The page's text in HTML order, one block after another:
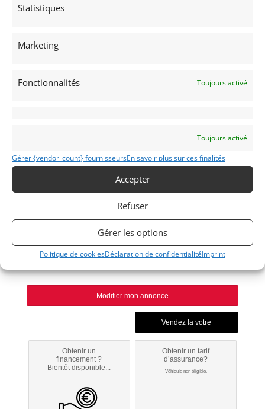
Statistiques
Marketing
Fonctionnalités Toujours activé
Toujours activé
Gérer {vendor_count} fournisseursEn savoir plus sur ces finalités
Accepter
Refuser
Gérer les options
Politique de cookiesDéclaration de confidentialitéImprint
Voir les 161 annonces de
AUTO
Huy
Modifier mon annonce
Obtenir un
financement ?
Bientôt disponible...
Obtenir un tarif
d’assurance?
Véhicule non éligible.